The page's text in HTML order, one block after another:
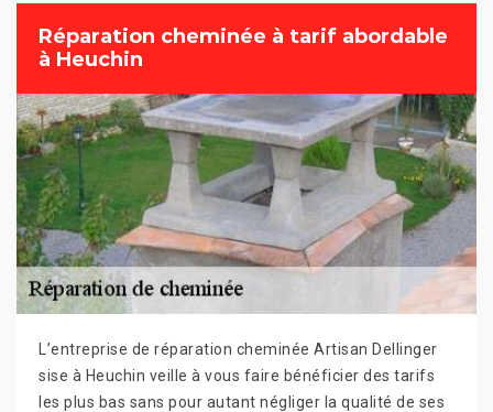
Réparation cheminée à tarif abordable
à Heuchin
L’entreprise de réparation cheminée Artisan Dellinger
sise à Heuchin veille à vous faire bénéficier des tarifs
les plus bas sans pour autant négliger la qualité de ses